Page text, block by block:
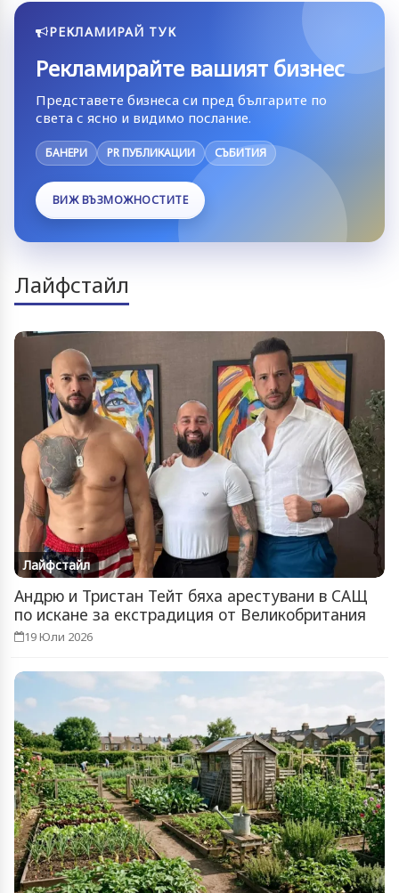
РЕКЛАМИРАЙ ТУК
Рекламирайте вашият бизнес
Представете бизнеса си пред българите по
света с ясно и видимо послание.
БАНЕРИ PR ПУБЛИКАЦИИ СЪБИТИЯ
ВИЖ ВЪЗМОЖНОСТИТЕ
Лайфстайл
Лайфстайл
Андрю и Тристан Тейт бяха арестувани в САЩ
по искане за екстрадиция от Великобритания
19 Юли 2026